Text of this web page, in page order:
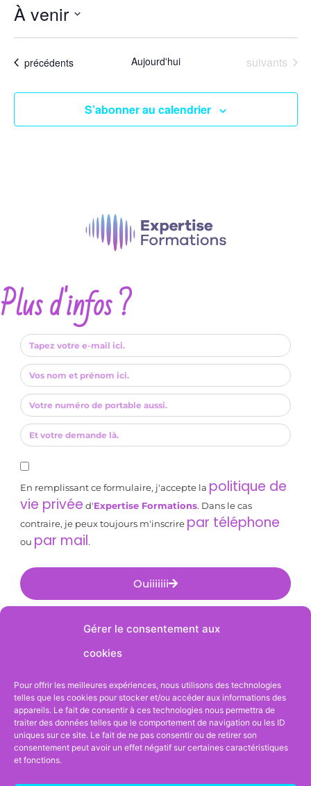
Gérer le consentement aux
cookies
Pour offrir les meilleures expériences, nous utilisons des technologies
telles que les cookies pour stocker et/ou accéder aux informations des
appareils. Le fait de consentir à ces technologies nous permettra de
traiter des données telles que le comportement de navigation ou les ID
uniques sur ce site. Le fait de ne pas consentir ou de retirer son
consentement peut avoir un effet négatif sur certaines caractéristiques
et fonctions.
À venir
Sélectionnez
date.
Événements
précédents Aujourd'hui Événements
suivants
S’abonner au calendrier
Plus d'infos ?
En remplissant ce formulaire, j'accepte la politique de
vie privée d'Expertise Formations. Dans le cas
contraire, je peux toujours m'inscrire par téléphone
ou par mail.
Ouiiiiiii
Webdesigned bySérèndesign